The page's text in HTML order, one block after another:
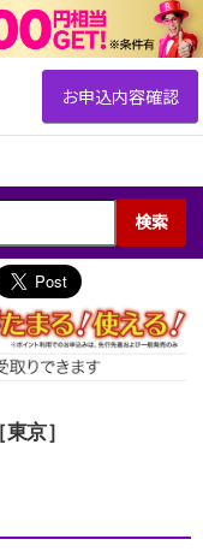
検索
京］